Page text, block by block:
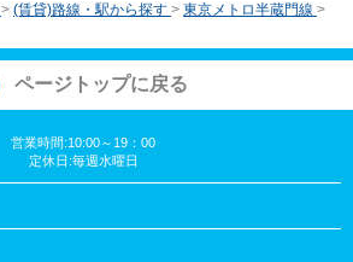
> (賃貸)路線・駅から探す > 東京メトロ半蔵門線 >
ページトップに戻る
営業時間:10:00～19：00
定休日:毎週水曜日